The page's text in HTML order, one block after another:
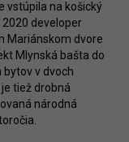
vstúpila na košický
developer
Mariánskom dvore
Mlynská bašta do
v dvoch
tiež drobná
národná